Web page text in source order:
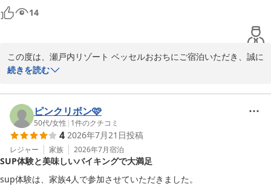
瀬戸内リゾート ベッセルおおち
14
この度は、瀬戸内リゾート ベッセルおおちにご宿泊いただき、誠に
ありがとうございました。また、すべての項目において最高評価の
フォレストテントでのグランピングやお食事にご満足いただけたよ
うで、スタッフ一同大変嬉しく拝読いたしました。空調設備につい
ても快適にお過ごしいただけたと伺い安心いたしました。また、ご
夕食のスタンダードBBQ（オリーブ豚と牛ロース）につきまして
も、「ボリュームがあっておいしかった」とのお褒めの言葉をいた
だき、大変光栄でございます。
続きを読む
ピンクリボン🩷
50代/女性 | 1件のクチコミ
4 2026年7月21日投稿
レジャー 家族 2026年7月宿泊
SUP体験と美味しいバイキングで大満足
sup体験は、家族4人で参加させていただきました。